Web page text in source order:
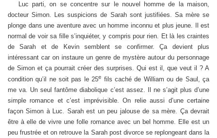
Luc parti, on se concentre sur le nouvel homme de la maison,
docteur Simon. Les suspicions de Sarah sont justifiées. Sa mère se
plonge dans une aventure avec un homme inconnu et plus jeune. Il est
normal de voir sa fille s’inquiéter, y compris pour rien. Et là les craintes
de Sarah et de Kevin semblent se confirmer. Ça devient plus
intéressant car on instaure un genre de mystère autour du personnage
de Simon et ça pourrait créer des surprises. Qui est il, que veut il ? A
condition qu’il ne soit pas le 25e fils caché de William ou de Saul, ça
me va. Un seul fantôme diabolique c’est assez. Il ne s’agit plus d’une
simple romance et c’est imprévisible. On relie aussi d’une certaine
façon Simon à Luc. Sarah est un peu jalouse de sa mère. Ça devrait
être à elle de vivre une folle romance avec un bel homme. Elle est un
peu frustrée et on retrouve la Sarah post divorce se replongeant dans la